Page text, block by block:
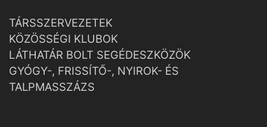
TÁRSSZERVEZETEK
KÖZÖSSÉGI KLUBOK
LÁTHATÁR BOLT SEGÉDESZKÖZÖK
GYÓGY-, FRISSÍTŐ-, NYIROK- ÉS
TALPMASSZÁZS